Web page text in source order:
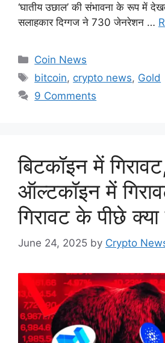
‘घातीय उछाल’ की संभावना के रूप में
सलाहकार दिग्गज ने 730 जेनरेशन …
Categories
Coin News
Tags
bitcoin, crypto news, Gold
9 Comments
बिटकॉइन में
ऑल्टकॉइन में
गिरावट के पीछे
June 24, 2025 by Crypto